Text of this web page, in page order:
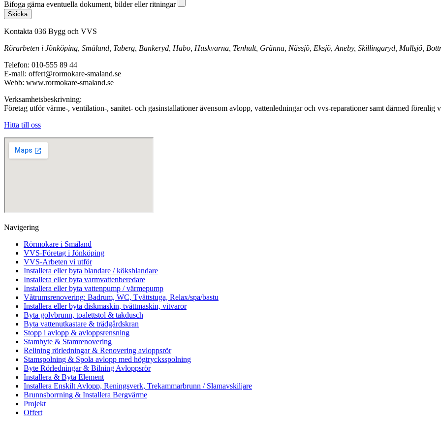
Bifoga gärna eventuella dokument, bilder eller ritningar
Skicka
Kontakta 036 Bygg och VVS
Rörarbeten i Jönköping, Småland, Taberg, Bankeryd, Habo, Huskvarna, Tenhult, Gränna, Nässjö, Eksjö, Aneby, Skillingaryd, Mullsjö,
Telefon: 010-555 89 44
E-mail: offert@rormokare-smaland.se
Webb: www.rormokare-smaland.se
Verksamhetsbeskrivning:
Företag utför värme-, ventilation-, sanitet- och gasinstallationer ävensom avlopp, vattenledningar och vvs-reparationer samt därmed förenlig
Hitta till oss
Navigering
Rörmokare i Småland
VVS-Företag i Jönköping
VVS-Arbeten vi utför
Installera eller byta blandare / köksblandare
Installera eller byta varmvattenberedare
Installera eller byta vattenpump / värmepump
Våtrumsrenovering: Badrum, WC, Tvättstuga, Relax/spa/bastu
Installera eller byta diskmaskin, tvättmaskin, vitvaror
Byta golvbrunn, toalettstol & takdusch
Byta vattenutkastare & trädgårdskran
Stopp i avlopp & avloppsrensning
Stambyte & Stamrenovering
Relining rörledningar & Renovering avloppsrör
Stamspolning & Spola avlopp med högtrycksspolning
Byte Rörledningar & Bilning Avloppsrör
Installera & Byta Element
Installera Enskilt Avlopp, Reningsverk, Trekammarbrunn / Slamavskiljare
Brunnsborrning & Installera Bergvärme
Projekt
Offert